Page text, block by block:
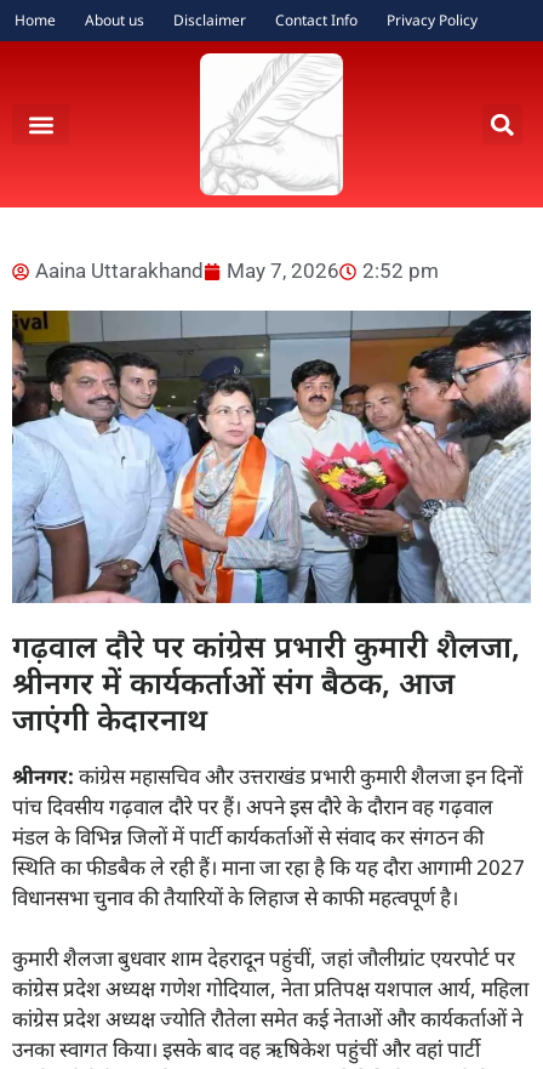
Home About us Disclaimer Contact Info Privacy Policy
Aaina Uttarakhand May 7, 2026 2:52 pm
गढ़वाल दौरे पर कांग्रेस प्रभारी कुमारी शैलजा,
श्रीनगर में कार्यकर्ताओं संग बैठक, आज
जाएंगी केदारनाथ
श्रीनगर: कांग्रेस महासचिव और उत्तराखंड प्रभारी कुमारी शैलजा इन दिनों
पांच दिवसीय गढ़वाल दौरे पर हैं। अपने इस दौरे के दौरान वह गढ़वाल
मंडल के विभिन्न जिलों में पार्टी कार्यकर्ताओं से संवाद कर संगठन की
स्थिति का फीडबैक ले रही हैं। माना जा रहा है कि यह दौरा आगामी 2027
विधानसभा चुनाव की तैयारियों के लिहाज से काफी महत्वपूर्ण है।
कुमारी शैलजा बुधवार शाम देहरादून पहुंचीं, जहां जौलीग्रांट एयरपोर्ट पर
कांग्रेस प्रदेश अध्यक्ष गणेश गोदियाल, नेता प्रतिपक्ष यशपाल आर्य, महिला
कांग्रेस प्रदेश अध्यक्ष ज्योति रौतेला समेत कई नेताओं और कार्यकर्ताओं ने
उनका स्वागत किया। इसके बाद वह ऋषिकेश पहुंचीं और वहां पार्टी